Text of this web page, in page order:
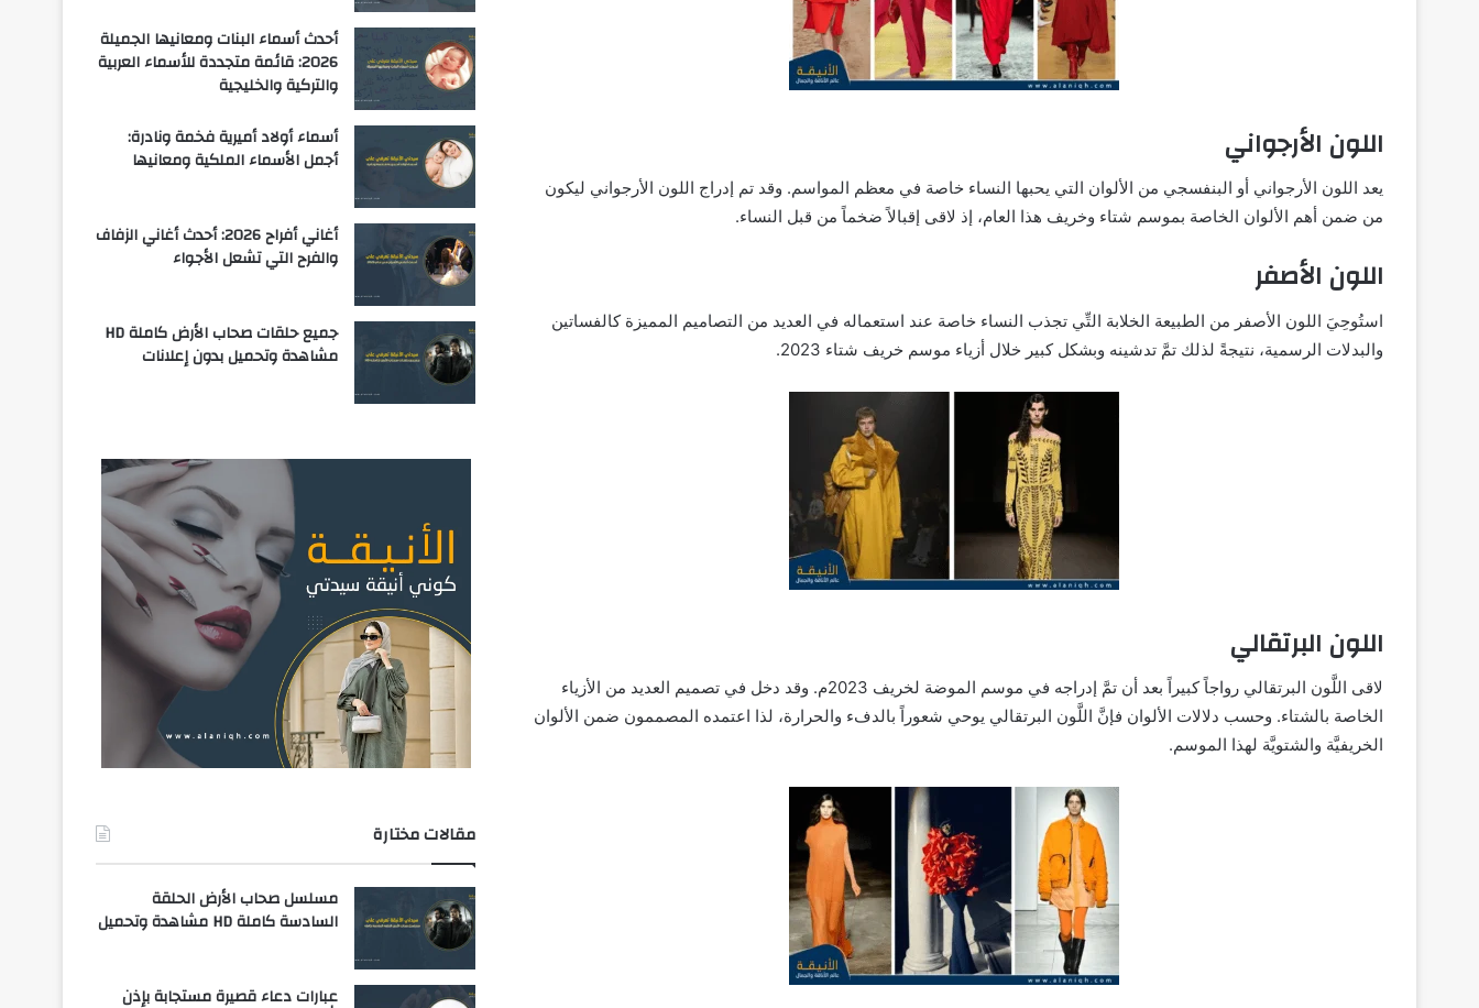
اللون الأرجواني
يعد اللون الأرجواني أو البنفسجي من الألوان التي يحبها النساء خاصة في معظم المواسم. وقد تم إدراج اللون الأرجواني ليكون
من ضمن أهم الألوان الخاصة بموسم شتاء وخريف هذا العام، إذ لاقى إقبالاً ضخماً من قبل النساء.
اللون الأصفر
استُوحِيَ اللون الأصفر من الطبيعة الخلابة التِّي تجذب النساء خاصة عند استعماله في العديد من التصاميم المميزة كالفساتين
والبدلات الرسمية، نتيجةً لذلك تمَّ تدشينه وبشكل كبير خلال أزياء موسم خريف شتاء 2023.
اللون البرتقالي
لاقى اللَّون البرتقالي رواجاً كبيراً بعد أن تمَّ إدراجه في موسم الموضة لخريف 2023م. وقد دخل في تصميم العديد من الأزياء
الخاصة بالشتاء. وحسب دلالات الألوان فإنَّ اللَّون البرتقالي يوحي شعوراً بالدفء والحرارة، لذا اعتمده المصممون ضمن الألوان
الخريفيَّة والشتويَّة لهذا الموسم.
أحدث أسماء البنات ومعانيها الجميلة
2026: قائمة متجددة للأسماء العربية
والتركية والخليجية
أسماء أولاد أميرية فخمة ونادرة:
أجمل الأسماء الملكية ومعانيها
أغاني أفراح 2026: أحدث أغاني الزفاف
والفرح التي تشعل الأجواء
جميع حلقات صحاب الأرض كاملة HD
مشاهدة وتحميل بدون إعلانات
مقالات مختارة
مسلسل صحاب الأرض الحلقة
السادسة كاملة HD مشاهدة وتحميل
عبارات دعاء قصيرة مستجابة بإذن